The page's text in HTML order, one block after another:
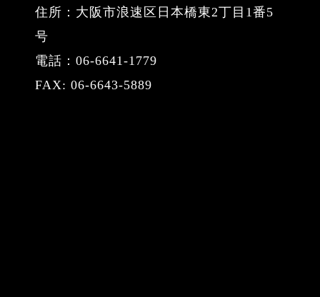
住所：大阪市浪速区日本橋東2丁目1番5
号
電話：06-6641-1779
FAX: 06-6643-5889